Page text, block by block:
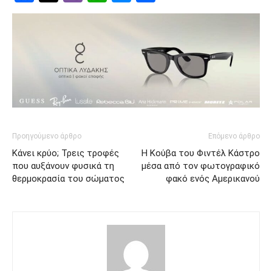
Προηγούμενο άρθρο
Κάνει κρύο; Τρεις τροφές
που αυξάνουν φυσικά τη
θερμοκρασία του σώματος
Επόμενο άρθρο
Η Κούβα του Φιντέλ Κάστρο
μέσα από τον φωτογραφικό
φακό ενός Αμερικανού